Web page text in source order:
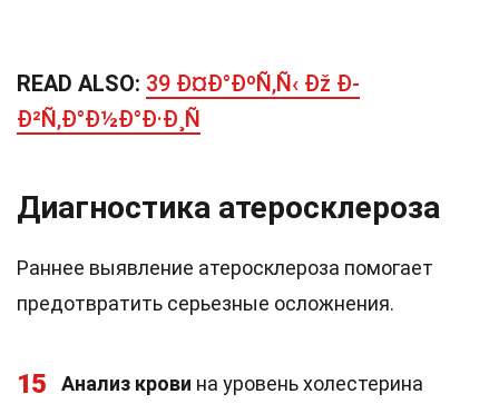
READ ALSO: 39 Ð¤Ð°ÐºÑ‚Ñ‹ Ðž Ð­
Ð²Ñ‚Ð°Ð½Ð°Ð·Ð¸Ñ
Диагностика атеросклероза
Раннее выявление атеросклероза помогает
предотвратить серьезные осложнения.
15 Анализ крови на уровень холестерина